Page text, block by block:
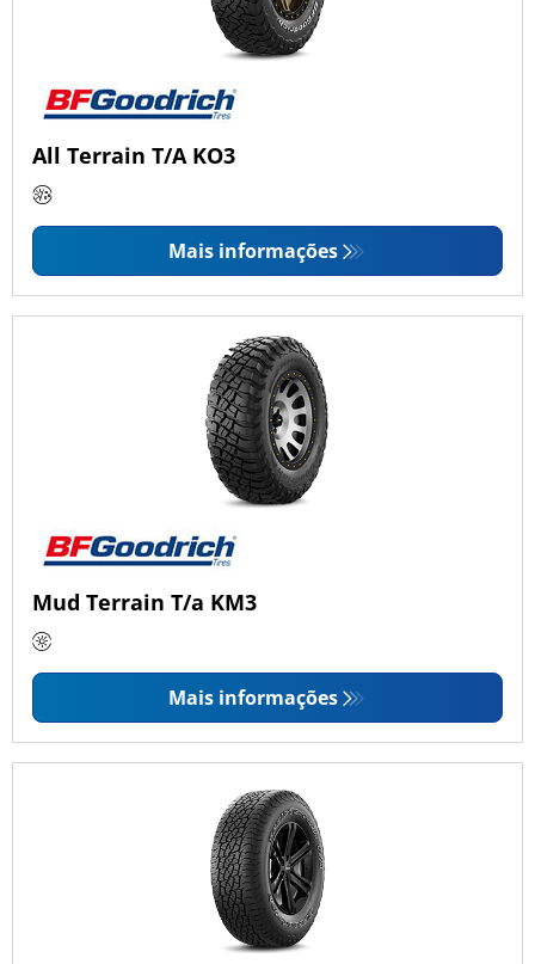
All Terrain T/A KO3
Mais informações
Mud Terrain T/a KM3
Mais informações